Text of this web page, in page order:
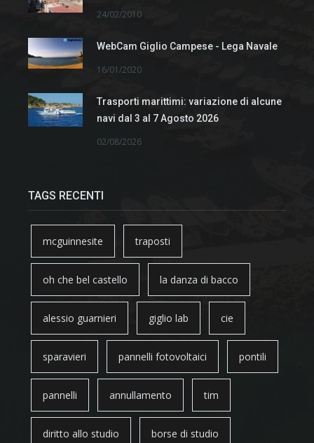
24/02/2010
WebCam Giglio Campese - Lega Navale
16/01/2020
Trasporti marittimi: variazione di alcune
navi dal 3 al 7 Agosto 2026
02/08/2026
TAGS RECENTI
mcguinnesite traposti
oh che bel castello la danza di bacco
alessio guarnieri giglio lab cie
sparavieri pannelli fotovoltaici pontili
pannelli annullamento tim
diritto allo studio borse di studio